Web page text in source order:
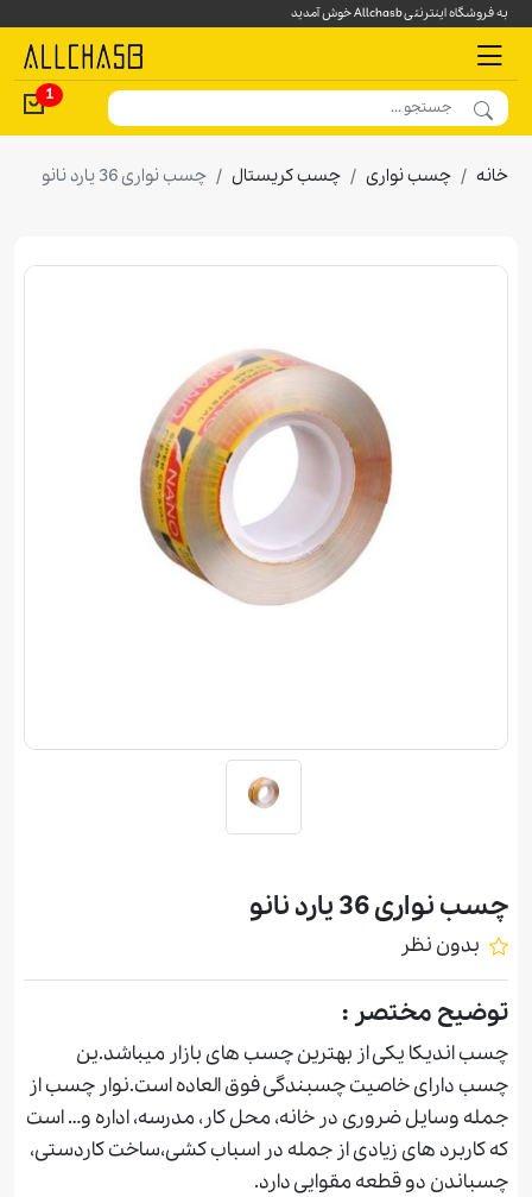
به فروشگاه اینترنتی Allchasb خوش آمدید
1
خانه چسب نواری چسب کریستال چسب نواری 36 يارد نانو
چسب نواری 36 يارد نانو
بدون نظر
توضیح مختصر :
چسب انديكا یکی از بهترین چسب های بازار میباشد.ین
چسب دارای خاصیت چسبندگی فوق العاده است.نوار چسب از
جمله وسایل ضروری در خانه، محل کار، مدرسه، اداره و… است
که کاربرد های زیادی از جمله در اسباب کشی،ساخت کاردستی،
چسباندن دو قطعه مقوایی دارد.